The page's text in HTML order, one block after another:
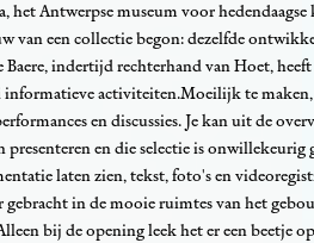
het Antwerpse museum voor
van een collectie begon: dezelfde
Baere, indertijd rechterhand van Hoet,
informatieve activiteiten.Moeilijk te
en discussies. Je kan uit de
presenteren en die selectie is
laten zien, tekst, foto's en
gebracht in de mooie ruimtes van het
bij de opening leek het er een beetje